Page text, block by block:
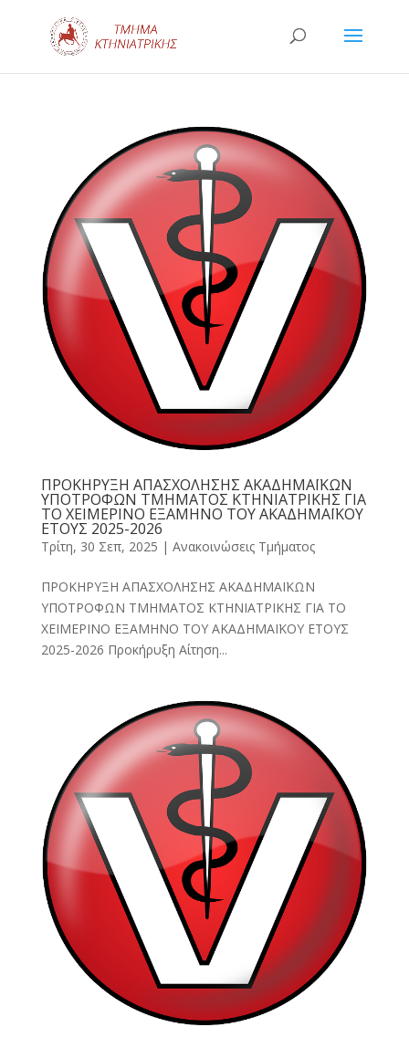
ΠΡΟΚΗΡΥΞΗ ΑΠΑΣΧΟΛΗΣΗΣ ΑΚΑΔΗΜΑΪΚΩΝ
ΥΠΟΤΡΟΦΩΝ ΤΜΗΜΑΤΟΣ ΚΤΗΝΙΑΤΡΙΚΗΣ ΓΙΑ
ΤΟ ΧΕΙΜΕΡΙΝΟ ΕΞΑΜΗΝΟ ΤΟΥ ΑΚΑΔΗΜΑΪΚΟΥ
ΕΤΟΥΣ 2025-2026
Τρίτη, 30 Σεπ, 2025 | Ανακοινώσεις Τμήματος
ΠΡΟΚΗΡΥΞΗ ΑΠΑΣΧΟΛΗΣΗΣ ΑΚΑΔΗΜΑΪΚΩΝ
ΥΠΟΤΡΟΦΩΝ ΤΜΗΜΑΤΟΣ ΚΤΗΝΙΑΤΡΙΚΗΣ ΓΙΑ ΤΟ
ΧΕΙΜΕΡΙΝΟ ΕΞΑΜΗΝΟ ΤΟΥ ΑΚΑΔΗΜΑΪΚΟΥ ΕΤΟΥΣ
2025-2026 Προκήρυξη Αίτηση...